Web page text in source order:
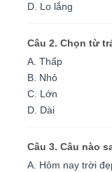
D. Lo lắng
Câu 2. Chọn từ
A. Thấp
B. Nhỏ
C. Lớn
D. Dài
Câu 3. Câu nào
A. Hôm nay trời